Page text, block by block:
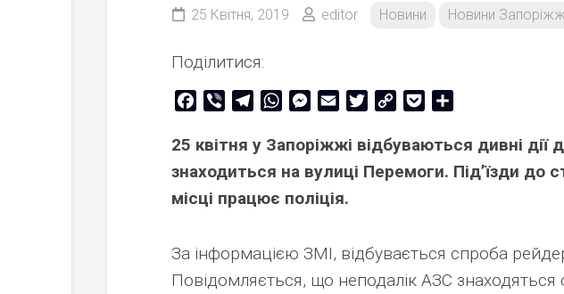
25 Квітня, 2019 editor Новини Новини
Поділитися:
Facebook
Viber TelegramWhatsAppMessenger
Email TwitterCopy
Pocket
25 квітня у Запоріжжі відбуваються дивні дії
знаходиться на вулиці Перемоги. Під’їзди до
місці працює поліція.
За інформацією ЗМІ, відбувається спроба
Повідомляється, що неподалік АЗС знаходяться